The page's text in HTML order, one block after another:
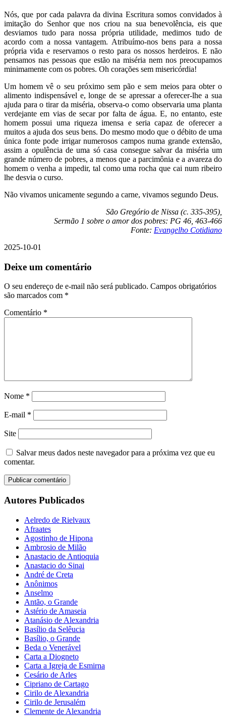
Nós, que por cada palavra da divina Escritura somos convidados à
imitação do Senhor que nos criou na sua benevolência, eis que
desviamos tudo para nossa própria utilidade, medimos tudo de
acordo com a nossa vantagem. Atribuímo-nos bens para a nossa
própria vida e reservamos o resto para os nossos herdeiros. E não
pensamos nas pessoas que estão na miséria nem nos preocupamos
minimamente com os pobres. Oh corações sem misericórdia!
Um homem vê o seu próximo sem pão e sem meios para obter o
alimento indispensável e, longe de se apressar a oferecer-lhe a sua
ajuda para o tirar da miséria, observa-o como observaria uma planta
verdejante em vias de secar por falta de água. E, no entanto, este
homem possui uma riqueza imensa e seria capaz de oferecer a
muitos a ajuda dos seus bens. Do mesmo modo que o débito de uma
única fonte pode irrigar numerosos campos numa grande extensão,
assim a opulência de uma só casa consegue salvar da miséria um
grande número de pobres, a menos que a parcimônia e a avareza do
homem o venha a impedir, tal como uma rocha que cai num ribeiro
lhe desvia o curso.
Não vivamos unicamente segundo a carne, vivamos segundo Deus.
São Gregório de Nissa (c. 335-395),
Sermão 1 sobre o amor dos pobres: PG 46, 463-466
Fonte: Evangelho Cotidiano
2025-10-01
Deixe um comentário
O seu endereço de e-mail não será publicado. Campos obrigatórios
são marcados com *
Comentário *
Nome *
E-mail *
Site
Salvar meus dados neste navegador para a próxima vez que eu
comentar.
Autores Publicados
Aelredo de Rielvaux
Afraates
Agostinho de Hipona
Ambrosio de Milão
Anastacio de Antioquia
Anastacio do Sinai
André de Creta
Anônimos
Anselmo
Antão, o Grande
Astério de Amaseia
Atanásio de Alexandria
Basílio da Selêucia
Basílio, o Grande
Beda o Venerável
Carta a Diogneto
Carta a Igreja de Esmirna
Cesário de Arles
Cipriano de Cartago
Cirilo de Alexandria
Cirilo de Jerusalém
Clemente de Alexandria